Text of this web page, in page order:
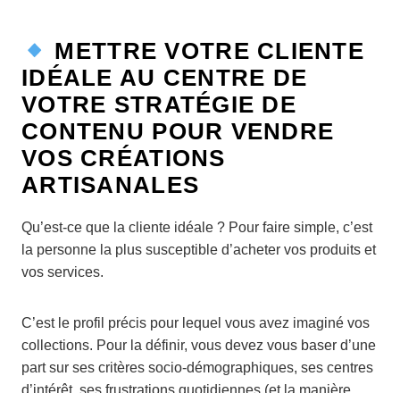
METTRE VOTRE CLIENTE
IDÉALE AU CENTRE DE
VOTRE STRATÉGIE DE
CONTENU POUR VENDRE
VOS CRÉATIONS
ARTISANALES
Qu’est-ce que la cliente idéale ? Pour faire simple, c’est
la personne la plus susceptible d’acheter vos produits et
vos services.
C’est le profil précis pour lequel vous avez imaginé vos
collections. Pour la définir, vous devez vous baser d’une
part sur ses critères socio-démographiques, ses centres